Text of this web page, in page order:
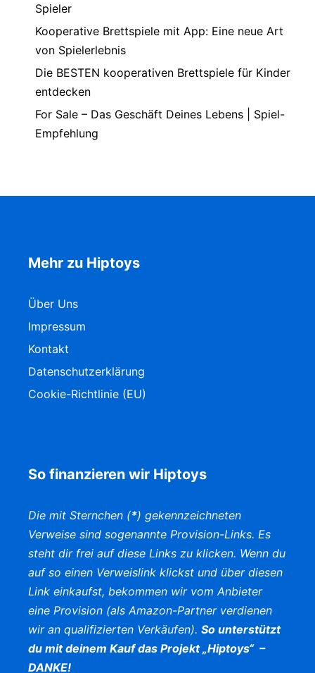
Spieler
Kooperative Brettspiele mit App: Eine neue Art
von Spielerlebnis
Die BESTEN kooperativen Brettspiele für Kinder
entdecken
For Sale – Das Geschäft Deines Lebens | Spiel-
Empfehlung
Mehr zu Hiptoys
Über Uns
Impressum
Kontakt
Datenschutzerklärung
Cookie-Richtlinie (EU)
So finanzieren wir Hiptoys
Die mit Sternchen (*) gekennzeichneten
Verweise sind sogenannte Provision-Links. Es
steht dir frei auf diese Links zu klicken. Wenn du
auf so einen Verweislink klickst und über diesen
Link einkaufst, bekommen wir vom Anbieter
eine Provision (als Amazon-Partner verdienen
wir an qualifizierten Verkäufen). So unterstützt
du mit deinem Kauf das Projekt „Hiptoys“ –
DANKE!